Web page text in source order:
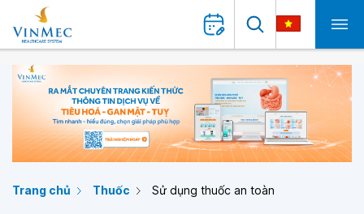
Trang chủ Thuốc Sử dụng thuốc an toàn